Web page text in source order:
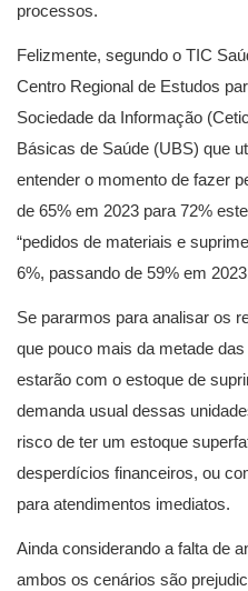
processos.
Felizmente, segundo o TIC
Centro Regional de Estudos
Sociedade da Informação
Básicas de Saúde (UBS) que
entender o momento de fazer
de 65% em 2023 para 72%
“pedidos de materiais e
6%, passando de 59% em
Se pararmos para analisar os
que pouco mais da metade
estarão com o estoque de
demanda usual dessas
risco de ter um estoque
desperdícios financeiros, ou
para atendimentos imediatos.
Ainda considerando a falta de
ambos os cenários são